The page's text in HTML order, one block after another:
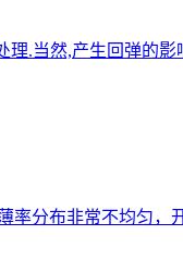
.当然,产生回弹的
分布非常不均匀